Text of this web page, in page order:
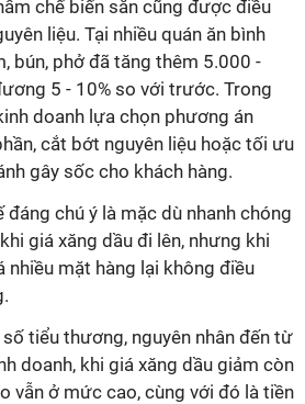
chế biến sẵn cũng được điều
liệu. Tại nhiều quán ăn bình
bún, phở đã tăng thêm 5.000 -
5 - 10% so với trước. Trong
doanh lựa chọn phương án
cắt bớt nguyên liệu hoặc tối ưu
gây sốc cho khách hàng.
chú ý là mặc dù nhanh chóng
giá xăng dầu đi lên, nhưng khi
nhiều mặt hàng lại không điều
tiểu thương, nguyên nhân đến từ
doanh, khi giá xăng dầu giảm còn
vẫn ở mức cao, cùng với đó là tiền